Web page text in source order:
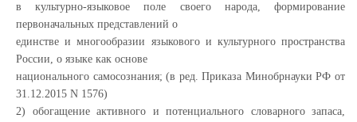
в культурно-языковое поле своего народа, формирование
первоначальных представлений о
единстве и многообразии языкового и культурного пространства
России, о языке как основе
национального самосознания; (в ред. Приказа Минобрнауки РФ от
31.12.2015 N 1576)
2) обогащение активного и потенциального словарного запаса,